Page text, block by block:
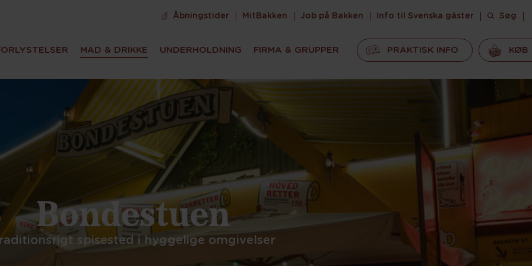
Åbningstider MitBakken Job på Bakken Info til Svenska gäster Søg
MAD & DRIKKE UNDERHOLDNING FIRMA & GRUPPER PRAKTISK INFO KØB
Bondestuen
spisested i hyggelige omgivelser